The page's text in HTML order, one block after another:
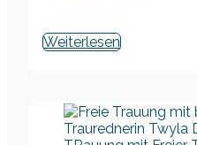
Weiterlesen